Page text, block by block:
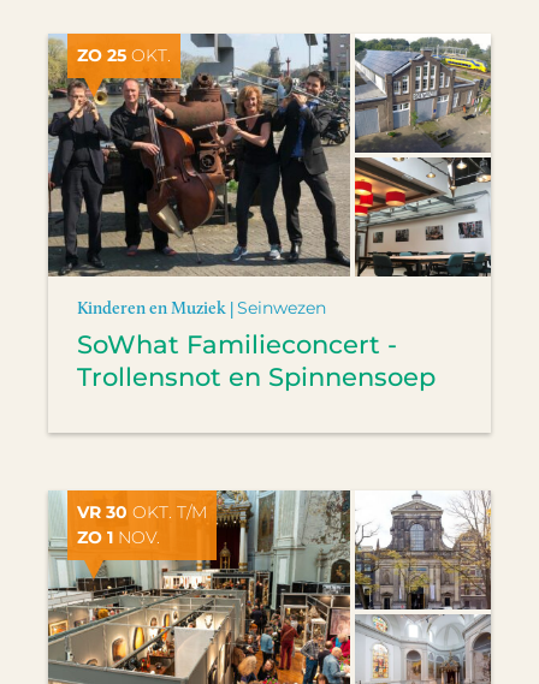
ZO 25 OKT.
Kinderen en Muziek |Seinwezen
SoWhat Familieconcert -
Trollensnot en Spinnensoep
VR 30 OKT. T/M
ZO 1 NOV.